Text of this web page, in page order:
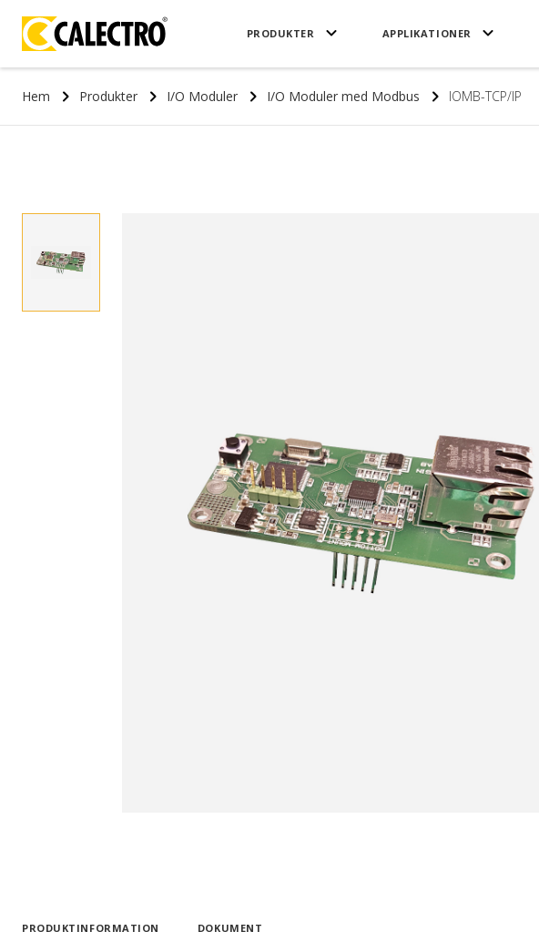
PRODUKTER APPLIKATIONER
Hem Produkter I/O Moduler I/O Moduler med Modbus IOMB-TCP/IP
PRODUKTINFORMATION DOKUMENT